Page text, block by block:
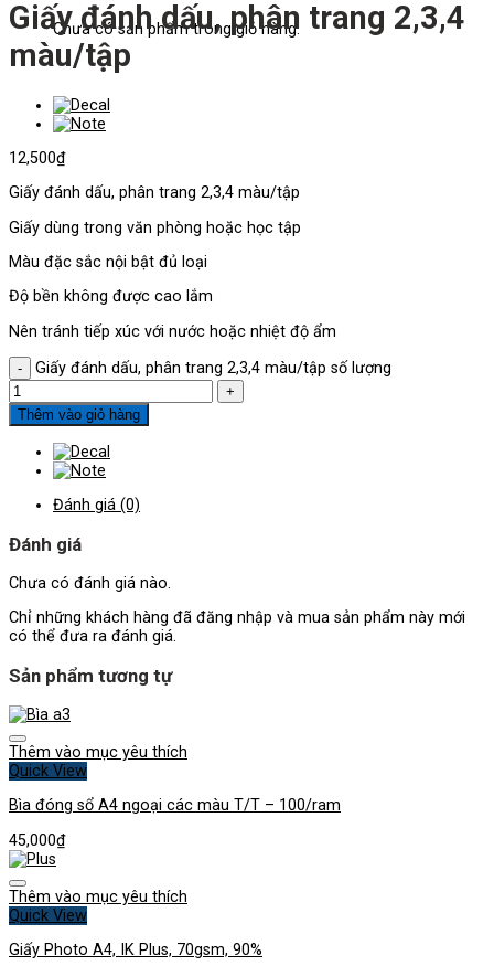
Chưa có sản phẩm trong giỏ hàng.
Giấy đánh dấu, phân trang 2,3,4
màu/tập
12,500₫
Giấy đánh dấu, phân trang 2,3,4 màu/tập
Giấy dùng trong văn phòng hoặc học tập
Màu đặc sắc nội bật đủ loại
Độ bền không được cao lắm
Nên tránh tiếp xúc với nước hoặc nhiệt độ ẩm
Giấy đánh dấu, phân trang 2,3,4 màu/tập số lượng
Thêm vào giỏ hàng
Đánh giá (0)
Đánh giá
Chưa có đánh giá nào.
Chỉ những khách hàng đã đăng nhập và mua sản phẩm này mới
có thể đưa ra đánh giá.
Sản phẩm tương tự
Thêm vào mục yêu thích
Quick View
Bìa đóng sổ A4 ngoại các màu T/T – 100/ram
45,000₫
Thêm vào mục yêu thích
Quick View
Giấy Photo A4, IK Plus, 70gsm, 90%